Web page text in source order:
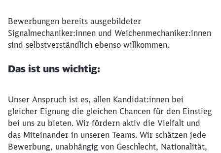
Bewerbungen bereits ausgebildeter
Signalmechaniker:innen und Weichenmechaniker:innen
sind selbstverständlich ebenso willkommen.
Das ist uns wichtig:
Unser Anspruch ist es, allen Kandidat:innen bei
gleicher Eignung die gleichen Chancen für den Einstieg
bei uns zu bieten. Wir fördern aktiv die Vielfalt und
das Miteinander in unseren Teams. Wir schätzen jede
Bewerbung, unabhängig von Geschlecht, Nationalität,